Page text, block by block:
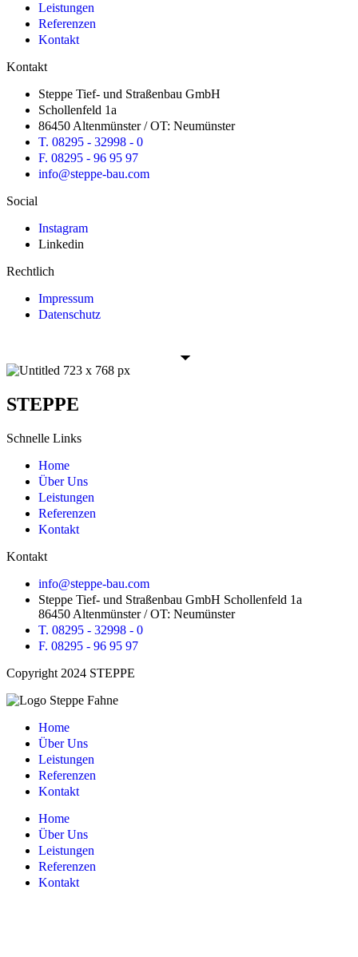
⁠Leistungen
Referenzen
Kontakt
Kontakt
Steppe Tief- und Straßenbau GmbH
Schollenfeld 1a
86450 Altenmünster / OT: Neumünster
T. 08295 - 32998 - 0
F. 08295 - 96 95 97
info@steppe-bau.com
Social
Instagram
Linkedin
Rechtlich
Impressum
Datenschutz
STEPPE
Schnelle Links
Home
Über Uns
⁠Leistungen
Referenzen
Kontakt
Kontakt
info@steppe-bau.com
Steppe Tief- und Straßenbau GmbH Schollenfeld 1a
86450 Altenmünster / OT: Neumünster
T. 08295 - 32998 - 0
F. 08295 - 96 95 97
Copyright 2024 STEPPE
Home
⁠Über Uns
⁠Leistungen
Referenzen
Kontakt
Home
⁠Über Uns
⁠Leistungen
Referenzen
Kontakt